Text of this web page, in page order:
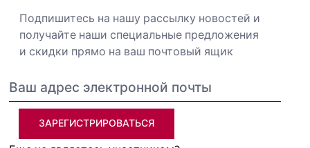
Подпишитесь на нашу рассылку новостей и
получайте наши специальные предложения
и скидки прямо на ваш почтовый ящик
ЗАРЕГИСТРИРОВАТЬСЯ